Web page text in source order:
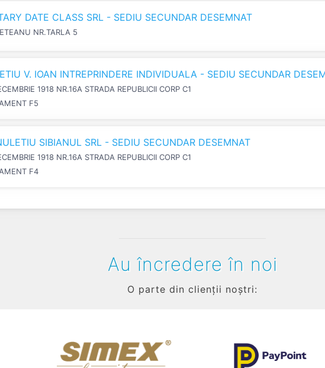
DATE CLASS SRL - SEDIU SECUNDAR DESEMNAT
NR.TARLA 5
V. IOAN INTREPRINDERE INDIVIDUALA - SEDIU SECUNDAR
1918 NR.16A STRADA REPUBLICII CORP C1
F5
SIBIANUL SRL - SEDIU SECUNDAR DESEMNAT
1918 NR.16A STRADA REPUBLICII CORP C1
F4
Au încredere în noi
O parte din clienții noștri: